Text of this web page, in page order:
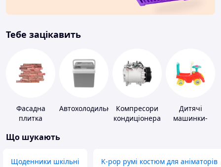
Тебе зацікавить
Фасадна
плитка
АвтохолодильникиКомпресори
кондиціонера
Дитячі
машинки-
Що шукають
Щоденники шкільні K-pop румі костюм для аніматорів